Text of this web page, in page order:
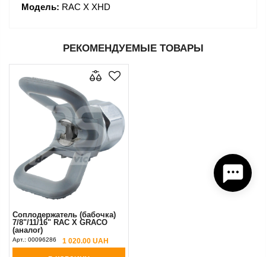
Модель: RAC X XHD
РЕКОМЕНДУЕМЫЕ ТОВАРЫ
Соплодержатель (бабочка)
7/8"/11/16" RAC X GRACO
(аналог)
Арт.: 00096286 1 020.00 UAH